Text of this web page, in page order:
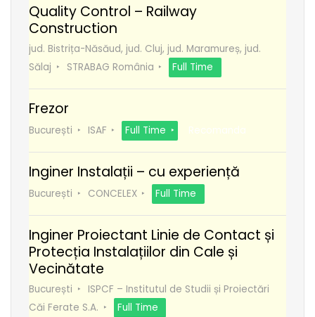
Quality Control – Railway
Construction
jud. Bistrița-Năsăud, jud. Cluj, jud. Maramureș, jud.
Sălaj
STRABAG România Full Time
Frezor
București ISAF Full Time Recomanda
Inginer Instalații – cu experiență
București CONCELEX Full Time
Inginer Proiectant Linie de Contact și
Protecția Instalațiilor din Cale și
Vecinătate
București
ISPCF – Institutul de Studii și Proiectări
Căi Ferate S.A.
Full Time